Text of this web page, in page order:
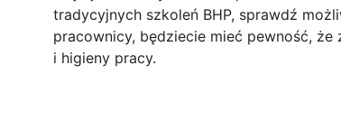
tradycyjnych szkoleń BHP, sprawdź
pracownicy, będziecie mieć pewność,
i higieny pracy.